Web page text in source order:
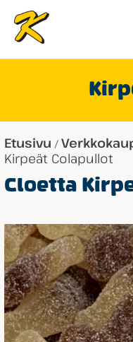
Etusivu /
Kirpeät Colapullot
Cloetta